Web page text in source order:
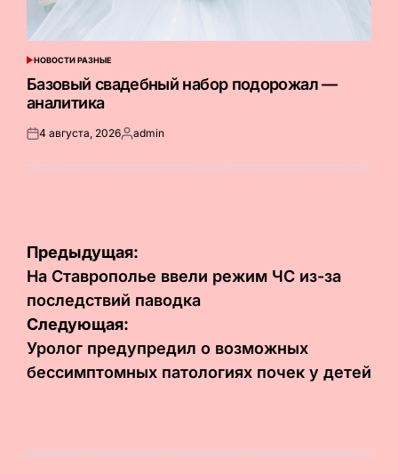
ОПУБЛИКОВАНО
В
НОВОСТИ РАЗНЫЕ
Базовый свадебный набор подорожал —
аналитика
Опубликовано
4 августа, 2026Запись
admin
Навигация
по
записям
Предыдущая:
На Ставрополье ввели режим ЧС из-за
последствий паводка
Следующая:
Уролог предупредил о возможных
бессимптомных патологиях почек у детей